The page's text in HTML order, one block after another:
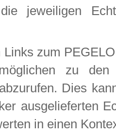
jeweiligen
Links zum
zu den
Dies
ausgelieferten
in einen